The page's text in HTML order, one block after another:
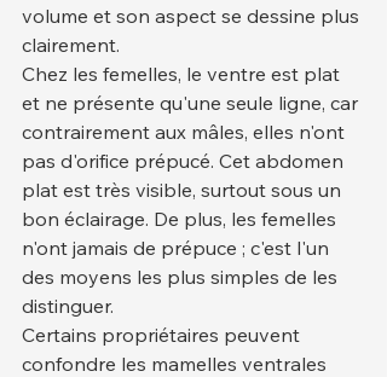
volume et son aspect se dessine plus
clairement.
Chez les femelles, le ventre est plat
et ne présente qu'une seule ligne, car
contrairement aux mâles, elles n'ont
pas d'orifice prépucé. Cet abdomen
plat est très visible, surtout sous un
bon éclairage. De plus, les femelles
n'ont jamais de prépuce ; c'est l'un
des moyens les plus simples de les
distinguer.
Certains propriétaires peuvent
confondre les mamelles ventrales